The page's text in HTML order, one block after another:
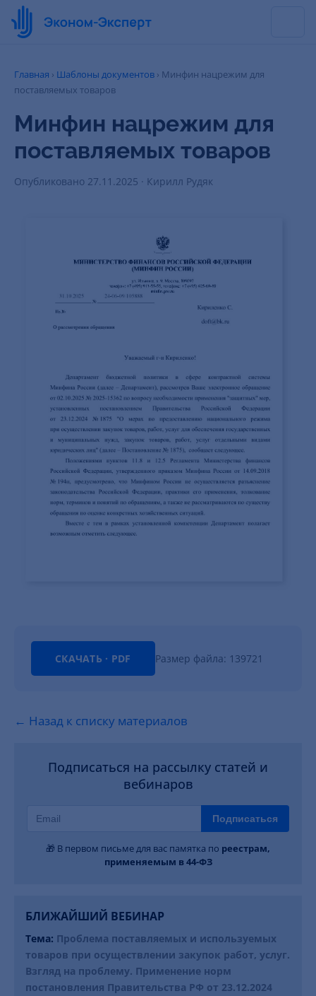
Главная › Шаблоны документов › Минфин нацрежим для
поставляемых товаров
Минфин нацрежим для
поставляемых товаров
Опубликовано 27.11.2025 · Кирилл Рудяк
СКАЧАТЬ · PDF Размер файла: 139721
← Назад к списку материалов
Подписаться на рассылку статей и
вебинаров
Подписаться
🎁 В первом письме для вас памятка по реестрам,
применяемым в 44-ФЗ
БЛИЖАЙШИЙ ВЕБИНАР
Тема: Проблема поставляемых и используемых
товаров при осуществлении закупок работ, услуг.
Взгляд на проблему. Применение норм
постановления Правительства РФ от 23.12.2024